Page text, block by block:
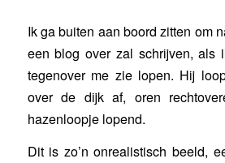
Ik ga buiten aan boord zitten om
een blog over zal schrijven, als
tegenover me zie lopen. Hij
over de dijk af, oren
hazenloopje lopend.
Dit is zo’n onrealistisch beeld,